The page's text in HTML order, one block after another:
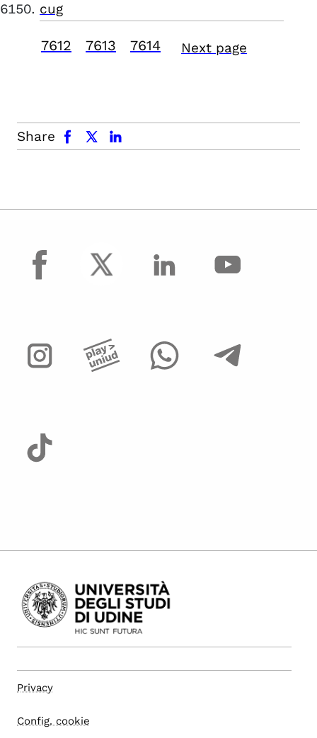
cug
7612 7613 7614 Next page
Share
facebook x.com linkedin
facebook
Privacy
Config. cookie